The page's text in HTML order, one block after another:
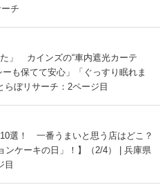
チ
た」 カインズの“車内遮光カーテ
も保てて安心」「ぐっすり眠れま
らぼリサーチ：2ページ目
選！ 一番うまいと思う店はどこ？
ンケーキの日」！】（2/4） | 兵庫県
目